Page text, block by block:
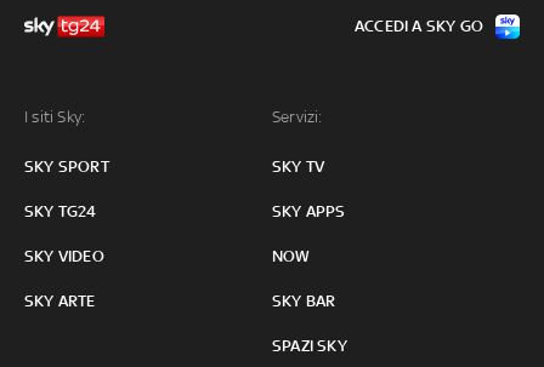
I siti Sky:
SKY SPORT
SKY TG24
SKY VIDEO
SKY ARTE
Servizi:
SKY TV
SKY APPS
NOW
SKY BAR
SPAZI SKY
ACCEDI A SKY GO